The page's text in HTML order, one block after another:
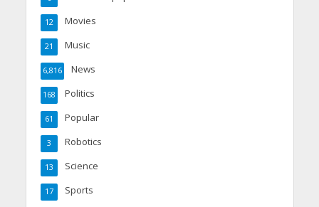
Movies
12
Music
21
News
6,816
Politics
168
Popular
61
Robotics
3
Science
13
Sports
17